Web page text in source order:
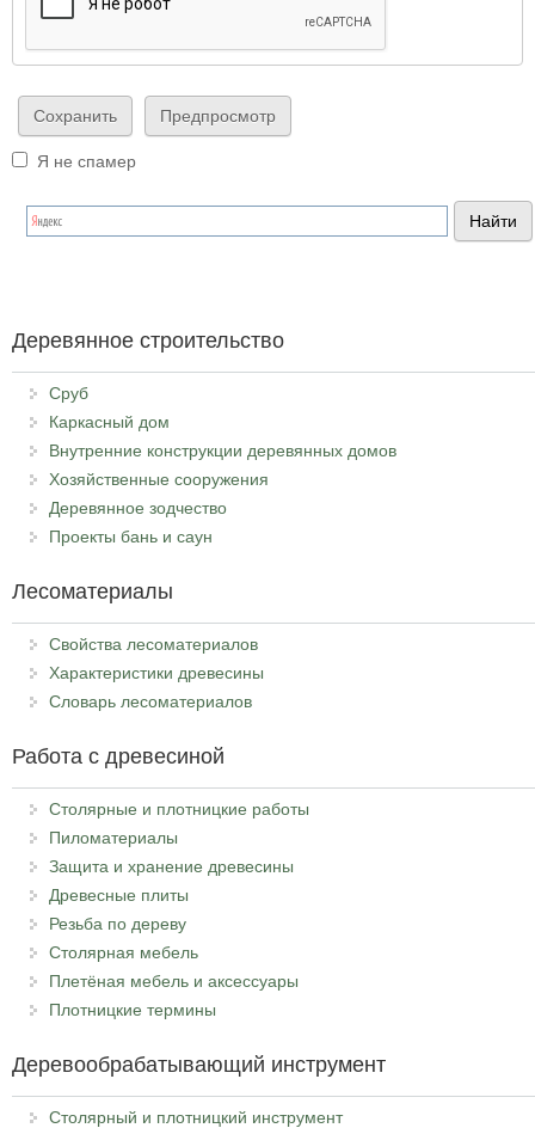
Я не спамер
Я спамер
Деревянное строительство
Сруб
Каркасный дом
Внутренние конструкции деревянных домов
Хозяйственные сооружения
Деревянное зодчество
Проекты бань и саун
Лесоматериалы
Свойства лесоматериалов
Характеристики древесины
Словарь лесоматериалов
Работа с древесиной
Столярные и плотницкие работы
Пиломатериалы
Защита и хранение древесины
Древесные плиты
Резьба по дереву
Столярная мебель
Плетёная мебель и аксессуары
Плотницкие термины
Деревообрабатывающий инструмент
Столярный и плотницкий инструмент